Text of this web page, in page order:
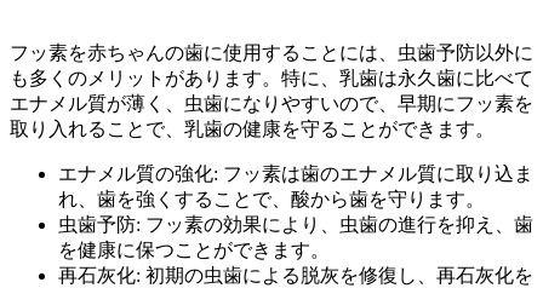
フッ素を赤ちゃんの歯に使用することには、虫歯予防以外に
も多くのメリットがあります。特に、乳歯は永久歯に比べて
エナメル質が薄く、虫歯になりやすいので、早期にフッ素を
取り入れることで、乳歯の健康を守ることができます。
エナメル質の強化: フッ素は歯のエナメル質に取り込ま
れ、歯を強くすることで、酸から歯を守ります。
虫歯予防: フッ素の効果により、虫歯の進行を抑え、歯
を健康に保つことができます。
再石灰化: 初期の虫歯による脱灰を修復し、再石灰化を